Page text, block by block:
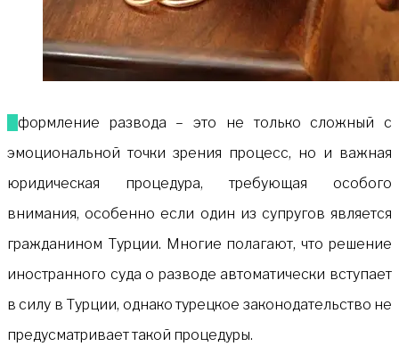
эмоциональной точки зрения процесс, но и важная
юридическая процедура, требующая особого
внимания, особенно если один из супругов является
гражданином Турции. Многие полагают, что решение
иностранного суда о разводе автоматически вступает
в силу в Турции, однако турецкое законодательство не
предусматривает такой процедуры.